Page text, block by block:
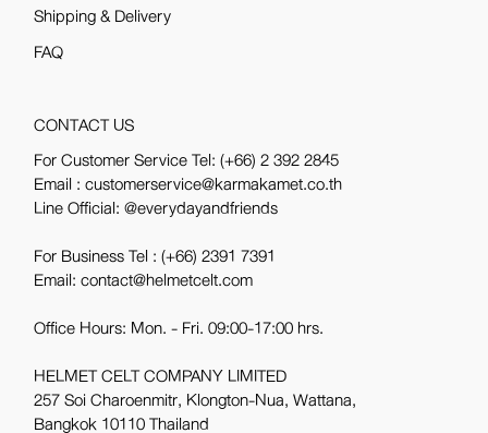
Shipping & Delivery
FAQ
CONTACT US
For Customer Service Tel:(+66) 2 392 2845
Email : customerservice@karmakamet.co.th
Line Official:@everydayandfriends
For Business Tel :(+66) 2391 7391
Email: contact@helmetcelt.com
Office Hours: Mon. - Fri. 09:00-17:00 hrs.
HELMET CELT COMPANY LIMITED
257 Soi Charoenmitr, Klongton-Nua, Wattana,
Bangkok 10110 Thailand